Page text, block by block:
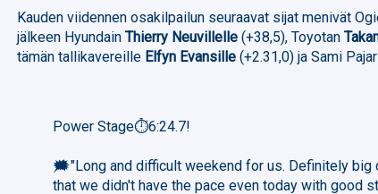
Kauden viidennen osakilpailun seuraavat sijat menivät
jälkeen HyundainThierry Neuvillelle (+38,5), Toyotan
tämän tallikavereille Elfyn Evansille(+2.31,0) ja Sami
Power Stage⏱️6:24.7!
🗯️"Long and difficult weekend for us. Definitely big
that we didn't have the pace even today with good